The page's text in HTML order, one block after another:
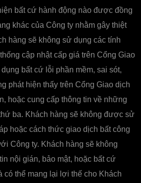
bất cứ hành động nào được đồng
khác của Công ty nhằm gây thiệt
hàng sẽ không sử dụng các tính
cập nhật cấp giá trên Cổng Giao
bất cứ lỗi phần mềm, sai sót,
phát hiện thấy trên Cổng Giao dịch
hoặc cung cấp thông tin về những
ba. Khách hàng sẽ không được sử
hoặc cách thức giao dịch bất công
Công ty. Khách hàng sẽ không
nội gián, bảo mật, hoặc bất cứ
có thể mang lại lợi thế cho Khách